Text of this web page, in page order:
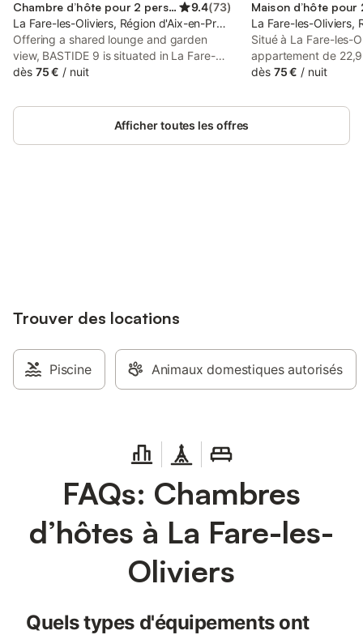
Chambre d’hôte pour 2 personnes 9.4(73)
La Fare-les-Oliviers, Région d'Aix-en-Provence
Offering a shared lounge and garden
view, BASTIDE 9 is situated in La Fare-
les-Oliviers, 37 km from Joliette Metro
Civilizations of Europe and the
dès 75 € / nuit
La Fare-les-Oliviers,
Situé à La Fare-les-
appartement de
personnes et
se trouve à 800 m
l'extérieur, vous
et d'une terrasse
mobilier de jardin
accessibles en
marche. Le Wi-Fi est
espaces partagés
supplémentaire
dès 75 € / nuit
Afficher toutes les offres
Trouver des locations
Piscine Animaux domestiques autorisés
FAQs: Chambres
d’hôtes à La Fare-les-
Oliviers
Quels types d'équipements ont